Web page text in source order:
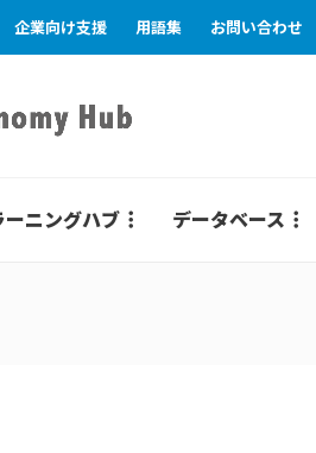
企業向け支援 用語集 お問い合わせ
ーニングハブ データベース